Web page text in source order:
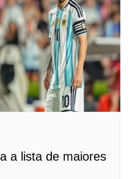
a lista de maiores